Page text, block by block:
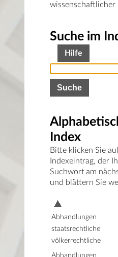
wissenschaftlicher
Suche im
Hilfe
Index
Bitte klicken Sie
Indexeintrag, der
Suchwort am
und blättern Sie
Abhandlungen
staatsrechtliche
völkerrechtliche
Abhandlungen